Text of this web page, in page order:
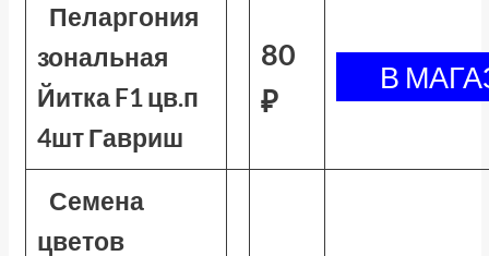
Пеларгония
зональная
Йитка F1 цв.п
4шт Гавриш
80
₽
Семена
цветов